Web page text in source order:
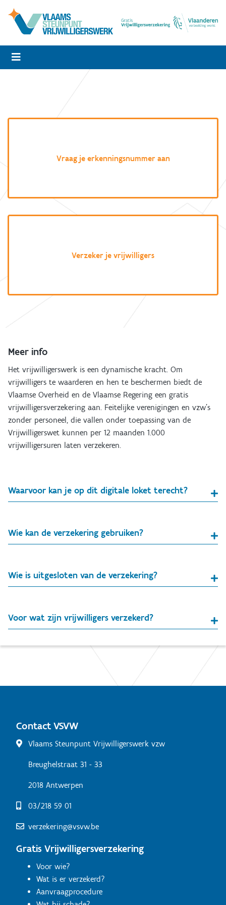
Vraag je erkenningsnummer aan
Verzeker je vrijwilligers
Meer info
Het vrijwilligerswerk is een dynamische kracht. Om
vrijwilligers te waarderen en hen te beschermen biedt de
Vlaamse Overheid en de Vlaamse Regering een gratis
vrijwilligersverzekering aan. Feitelijke verenigingen en vzw’s
zonder personeel, die vallen onder toepassing van de
Vrijwilligerswet kunnen per 12 maanden 1.000
vrijwilligersuren laten verzekeren.
Waarvoor kan je op dit digitale loket terecht?
Wie kan de verzekering gebruiken?
Wie is uitgesloten van de verzekering?
Voor wat zijn vrijwilligers verzekerd?
Contact VSVW
Vlaams Steunpunt Vrijwilligerswerk vzw
Breughelstraat 31 - 33
2018 Antwerpen
03/218 59 01
verzekering@vsvw.be
Gratis Vrijwilligersverzekering
Voor wie?
Wat is er verzekerd?
Aanvraagprocedure